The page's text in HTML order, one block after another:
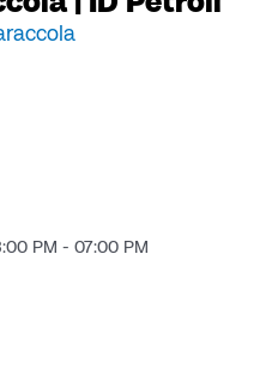
PM - 07:00 PM